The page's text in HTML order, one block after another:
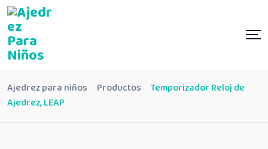
Ajedrez para niños Productos
Temporizador Reloj de
Ajedrez, LEAP